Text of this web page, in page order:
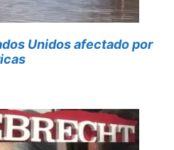
Unidos afectado por